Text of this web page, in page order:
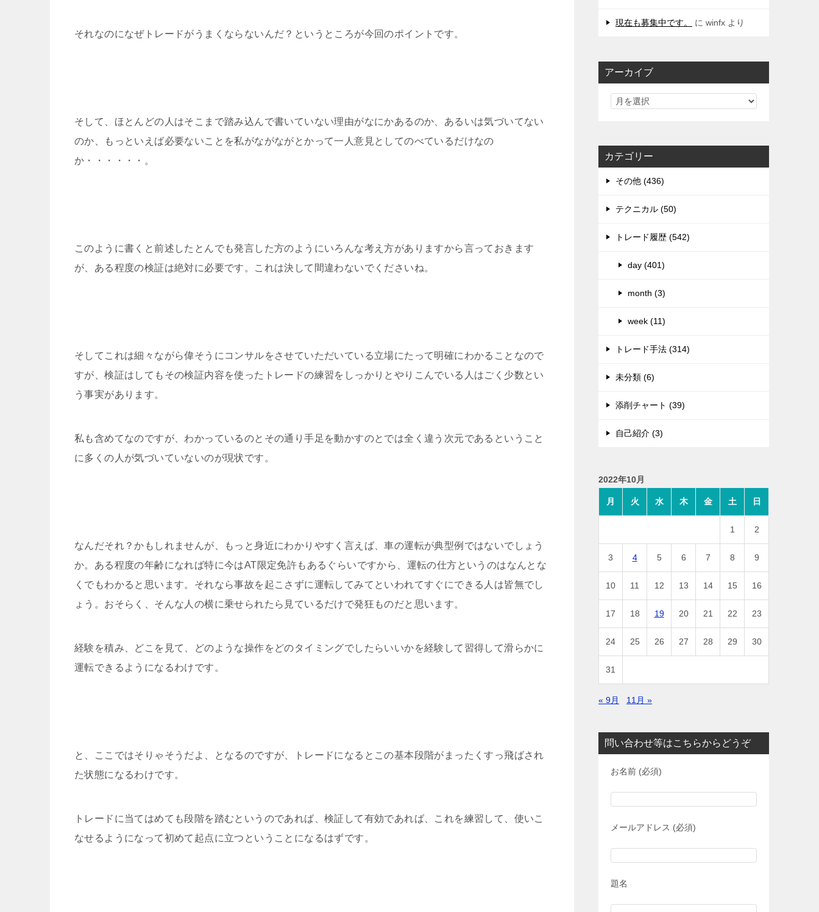
それなのになぜトレードがうまくならないんだ？というところが今回のポイントです。
そして、ほとんどの人はそこまで踏み込んで書いていない理由がなにかあるのか、あるいは気づいてない
のか、もっといえば必要ないことを私がながながとかって一人意見としてのべているだけなの
か・・・・・・。
このように書くと前述したとんでも発言した方のようにいろんな考え方がありますから言っておきます
が、ある程度の検証は絶対に必要です。これは決して間違わないでくださいね。
そしてこれは細々ながら偉そうにコンサルをさせていただいている立場にたって明確にわかることなので
すが、検証はしてもその検証内容を使ったトレードの練習をしっかりとやりこんでいる人はごく少数とい
う事実があります。
私も含めてなのですが、わかっているのとその通り手足を動かすのとでは全く違う次元であるということ
に多くの人が気づいていないのが現状です。
なんだそれ？かもしれませんが、もっと身近にわかりやすく言えば、車の運転が典型例ではないでしょう
か。ある程度の年齢になれば特に今はAT限定免許もあるぐらいですから、運転の仕方というのはなんとな
くでもわかると思います。それなら事故を起こさずに運転してみてといわれてすぐにできる人は皆無でし
ょう。おそらく、そんな人の横に乗せられたら見ているだけで発狂ものだと思います。
経験を積み、どこを見て、どのような操作をどのタイミングでしたらいいかを経験して習得して滑らかに
運転できるようになるわけです。
と、ここではそりゃそうだよ、となるのですが、トレードになるとこの基本段階がまったくすっ飛ばされ
た状態になるわけです。
トレードに当てはめても段階を踏むというのであれば、検証して有効であれば、これを練習して、使いこ
なせるようになって初めて起点に立つということになるはずです。
現在も募集中です。 に winfx より
アーカイブ
カテゴリー
その他 (436)
テクニカル (50)
トレード履歴 (542)
day (401)
month (3)
week (11)
トレード手法 (314)
未分類 (6)
添削チャート (39)
自己紹介 (3)
2022年10月
月 火 水 木 金 土 日
1 2
3 4 5 6 7 8 9
10 11 12 13 14 15 16
17 18 19 20 21 22 23
24 25 26 27 28 29 30
31
« 9月 11月 »
問い合わせ等はこちらからどうぞ
お名前 (必須)
メールアドレス (必須)
題名